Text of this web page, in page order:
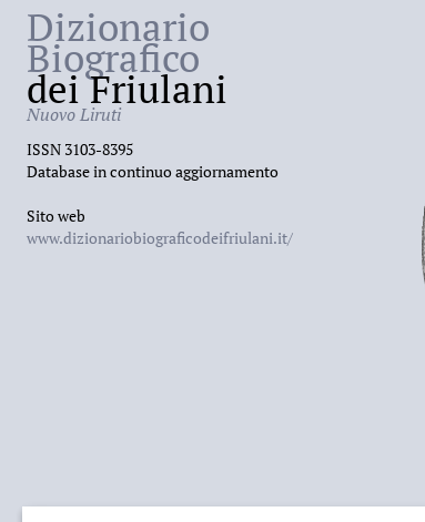
Dizionario
Biografico
dei Friulani
Nuovo Liruti
ISSN 3103-8395
Database in continuo aggiornamento
Sito web
www.dizionariobiograficodeifriulani.it/